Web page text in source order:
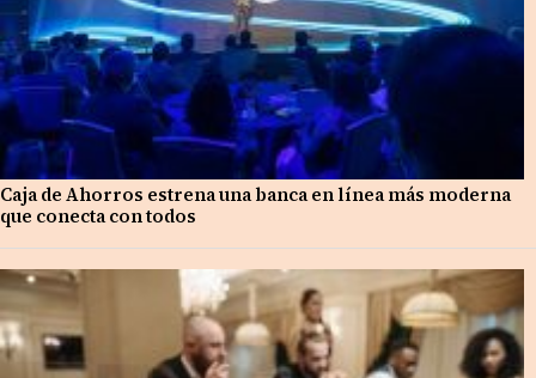
Caja de Ahorros estrena una banca en línea más moderna
que conecta con todos